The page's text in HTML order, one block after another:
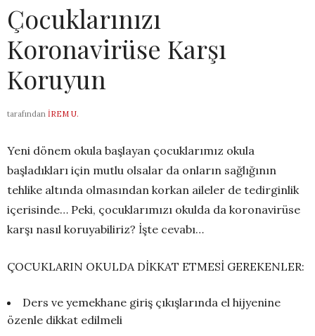
Çocuklarınızı
Koronavirüse Karşı
Koruyun
tarafından İREM U.
Yeni dönem okula başlayan çocuklarımız okula
başladıkları için mutlu olsalar da onların sağlığının
tehlike altında olmasından korkan aileler de tedirginlik
içerisinde… Peki, çocuklarımızı okulda da koronavirüse
karşı nasıl koruyabiliriz? İşte cevabı…
ÇOCUKLARIN OKULDA DİKKAT ETMESİ GEREKENLER:
Ders ve yemekhane giriş çıkışlarında el hijyenine
özenle dikkat edilmeli